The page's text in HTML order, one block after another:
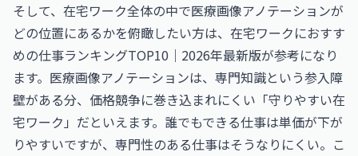
そして、在宅ワーク全体の中で医療画像アノテーションが
どの位置にあるかを俯瞰したい方は、 在宅ワークにおすす
めの仕事ランキングTOP10｜2026年最新版が参考になり
ます。医療画像アノテーションは、専門知識という参入障
壁がある分、価格競争に巻き込まれにくい「守りやすい在
宅ワーク」だといえます。誰でもできる仕事は単価が下が
りやすいですが、専門性のある仕事はそうなりにくい。こ